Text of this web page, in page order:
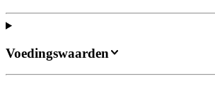
Voedingswaarden